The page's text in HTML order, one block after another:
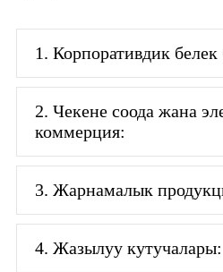
1. Корпоративдик белек
2. Чекене соода жана
коммерция:
3. Жарнамалык
4. Жазылуу кутучалары: